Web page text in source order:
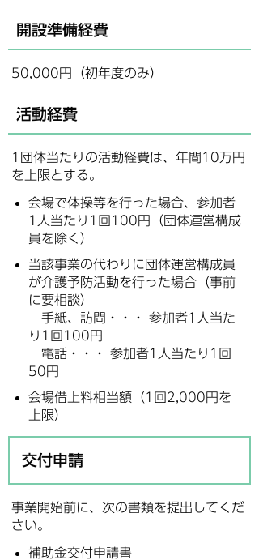
開設準備経費
50,000円（初年度のみ）
活動経費
1団体当たりの活動経費は、年間10万円
を上限とする。
会場で体操等を行った場合、参加者
1人当たり1回100円（団体運営構成
員を除く）
当該事業の代わりに団体運営構成員
が介護予防活動を行った場合（事前
に要相談）
手紙、訪問・・・ 参加者1人当た
り1回100円
電話・・・ 参加者1人当たり1回
50円
会場借上料相当額（1回2,000円を
上限）
交付申請
事業開始前に、次の書類を提出してくだ
さい。
補助金交付申請書